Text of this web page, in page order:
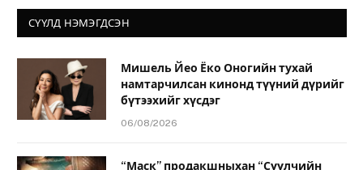
СҮҮЛД НЭМЭГДСЭН
Мишель Йео Ёко Оногийн тухай
намтарчилсан кинонд түүний дүрийг
бүтээхийг хүсдэг
06/08/2026
“Маск” продакшныхан “Сүүлчийн